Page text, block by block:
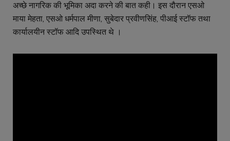
अच्छे नागरिक की भूमिका अदा करने की बात कही। इस दौरान एसओ
माया मेहता, एसओ धर्मपाल मीणा, सुबेदार प्रवीणसिंह, पीआई स्टॉफ तथा
कार्यालयीन स्टॉफ आदि उपस्थित थे ।